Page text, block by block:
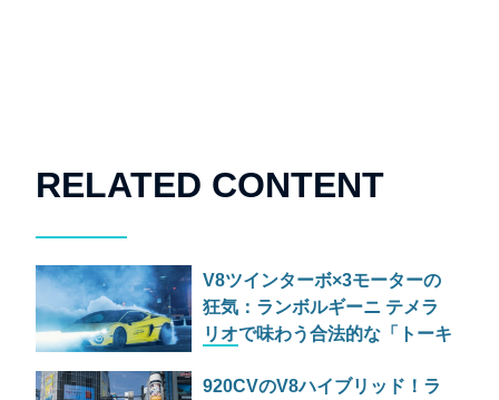
RELATED CONTENT
V8ツインターボ×3モーターの
狂気：ランボルギーニ テメラ
リオで味わう合法的な「トーキ
920CVのV8ハイブリッド！ラ